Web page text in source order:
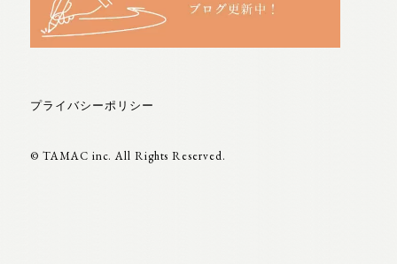
プライバシーポリシー
© TAMAC inc. All Rights Reserved.